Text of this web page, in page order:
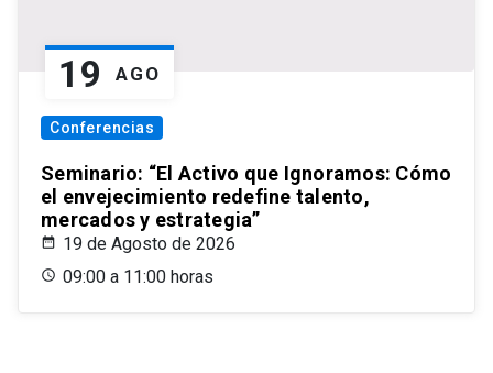
19 AGO
Conferencias
Seminario: “El Activo que Ignoramos: Cómo
el envejecimiento redefine talento,
mercados y estrategia”
19 de Agosto de 2026
09:00 a 11:00 horas